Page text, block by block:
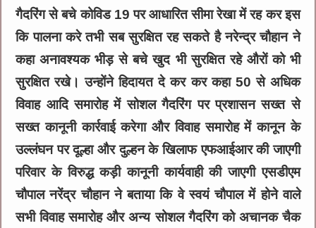
गैदरिंग से बचे कोविड 19 पर आधारित सीमा रेखा में रह कर इस
कि पालना करे तभी सब सुरक्षित रह सकते है नरेन्द्र चौहान ने
कहा अनावश्यक भीड़ से बचे खुद भी सुरक्षित रहे औरों को भी
सुरक्षित रखे। उन्होंने हिदायत दे कर कर कहा 50 से अधिक
विवाह आदि समारोह में सोशल गैदरिंग पर प्रशासन सख्त से
सख्त कानूनी कार्रवाई करेगा और विवाह समारोह में कानून के
उल्लंघन पर दूल्हा और दुल्हन के खिलाफ एफआईआर की जाएगी
परिवार के विरुद्ध कड़ी कानूनी कार्यवाही की जाएगी एसडीएम
चौपाल नरेंद्र चौहान ने बताया कि वे स्वयं चौपाल में होने वाले
सभी विवाह समारोह और अन्य सोशल गैदरिंग को अचानक चैक